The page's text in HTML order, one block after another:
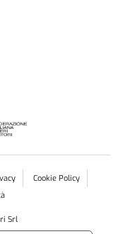
Cookie Policy
Srl